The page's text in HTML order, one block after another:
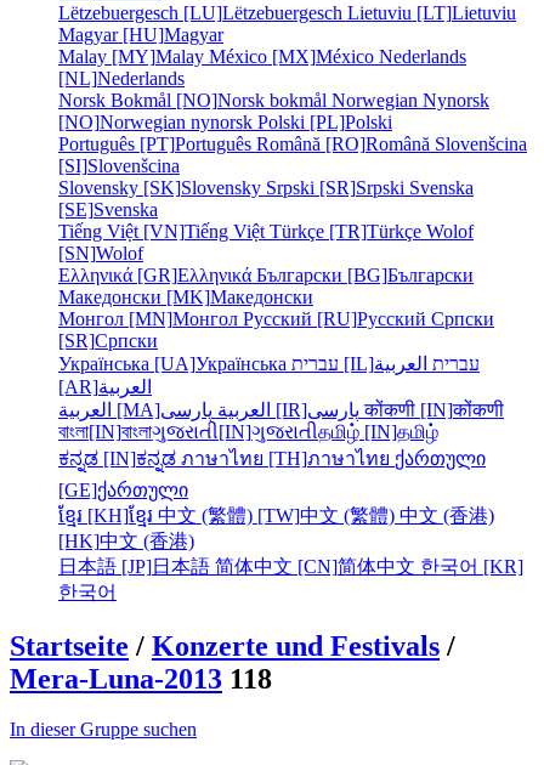
Lëtzebuergesch [LU]Lëtzebuergesch Lietuviu [LT]Lietuviu
Magyar [HU]Magyar
Malay [MY]Malay México [MX]México Nederlands
[NL]Nederlands
Norsk Bokmål [NO]Norsk bokmål Norwegian Nynorsk
[NO]Norwegian nynorsk Polski [PL]Polski
Português [PT]Português Română [RO]Română Slovenšcina
[SI]Slovenšcina
Slovensky [SK]Slovensky Srpski [SR]Srpski Svenska
[SE]Svenska
Tiếng Việt [VN]Tiếng Việt Türkçe [TR]Türkçe Wolof
[SN]Wolof
Ελληνικά [GR]Ελληνικά Български [BG]Български
Македонски [MK]Македонски
Монгол [MN]Монгол Русский [RU]Русский Српски
[SR]Српски
Українська [UA]Українська עברית [IL] עברית العربية
[AR]العربية
العربية [MA]
العربية پارسی [IR] پارسیकोंकणी [IN]कोंकणी
বাংলা[IN]বাংলাગુજરાતી[IN]ગુજરાતીதமிழ் [IN]தமிழ்
ಕನ್ನಡ [IN]ಕನ್ನಡ ภาษาไทย [TH]ภาษาไทย ქართული
[GE]ქართული
ខ្មែរ [KH]ខ្មែរ 中文 (繁體) [TW]中文 (繁體) 中文 (香港)
[HK]中文 (香港)
日本語 [JP]日本語 简体中文 [CN]简体中文 한국어 [KR]
한국어
Startseite / Konzerte und Festivals /
Mera-Luna-2013 118
In dieser Gruppe suchen